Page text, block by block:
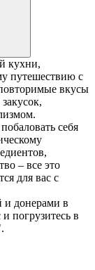
кухни,
путешествию с
вкусы
себя
– все это
для вас с
и донерами в
погрузитесь в